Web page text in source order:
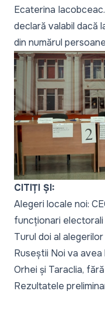
Ecaterina
declară valabil dacă
din numărul
CITIȚI ȘI:
Alegeri locale noi:
funcționari electorali
Turul doi al
Ruseștii Noi va avea
Orhei și Taraclia,
Rezultatele